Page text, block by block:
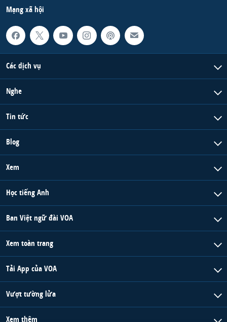
Mạng xã hội
Các dịch vụ
Nghe
Tin tức
Blog
Xem
Học tiếng Anh
Ban Việt ngữ đài VOA
Xem toàn trang
Tải App của VOA
Vượt tường lửa
Xem thêm